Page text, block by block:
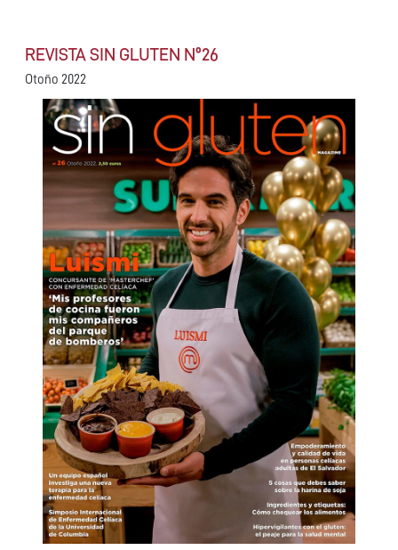
REVISTA SIN GLUTEN Nº26
Otoño 2022